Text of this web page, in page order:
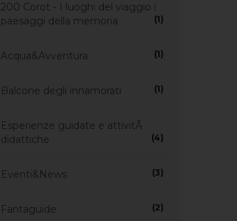
200 Corot - I luoghi del viaggio i
paesaggi della memoria
(1)
Acqua&Avventura (1)
Balcone degli innamorati (1)
Esperienze guidate e attivitÃ
didattiche
(4)
Eventi&News (3)
Fantaguide (2)